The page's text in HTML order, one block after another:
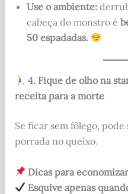
Use o ambiente:
cabeça do monstro é
50 espadadas.
4. Fique de olho na
receita para a morte
Se ficar sem fôlego,
porrada no queixo.
Dicas para
Esquive apenas